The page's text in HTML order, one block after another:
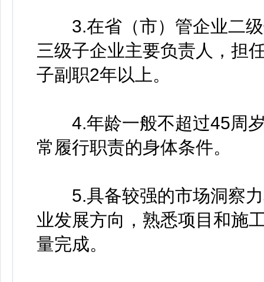
3.在省（市）管企业二级
三级子企业主要负责人，担
子副职2年以上。
4.年龄一般不超过45周岁
常履行职责的身体条件。
5.具备较强的市场洞察力
业发展方向，熟悉项目和施
量完成。